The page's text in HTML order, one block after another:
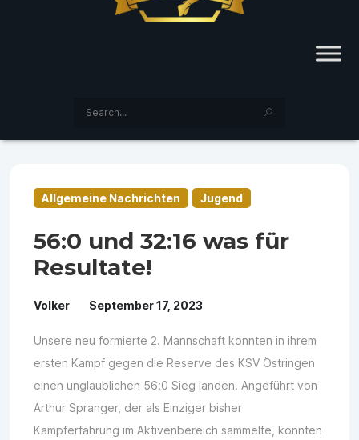
Allgemeine Nachrichten Jugend
56:0 und 32:16 was für
Resultate!
Volker September 17, 2023
Unsere neu formierte 2. Mannschaft konnten in ihrem
ersten Kampf gegen die Reserve des KSV Östringen
einen unglaublichen 56:0 Sieg landen. Angeführt von
Arthur Spranger, der als Einziger bisher
Kampferfahrung im Aktivenbereich sammelte, konnten